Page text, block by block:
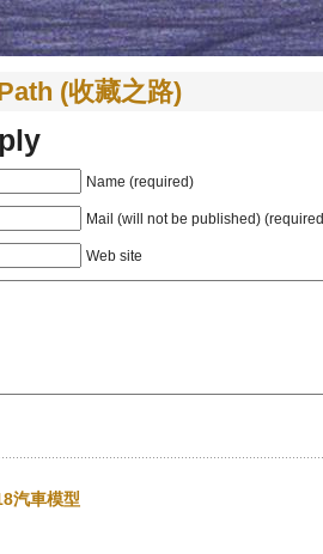
(收藏之路)
Name (required)
Mail (will not be published)
Web site
汽車模型